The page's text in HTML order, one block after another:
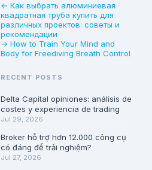
← Как выбрать алюминиевая
квадратная труба купить для
различных проектов: советы и
рекомендации
→ How to Train Your Mind and
Body for Freediving Breath Control
RECENT POSTS
Delta Capital opiniones: análisis de
costes y experiencia de trading
Jul 29, 2026
Broker hỗ trợ hơn 12.000 công cụ
có đáng để trải nghiệm?
Jul 27, 2026